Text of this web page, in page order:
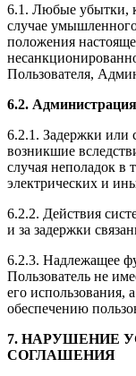
6.1. Любые убытки,
случае
положения
Пользователя,
6.2. Администрация
6.2.1. Задержки или
возникшие
случая неполадок
электрических и
6.2.2. Действия
и за задержки
6.2.3. Надлежащее
Пользователь не
его использования,
обеспечению
7. НАРУШЕНИЕ
СОГЛАШЕНИЯ